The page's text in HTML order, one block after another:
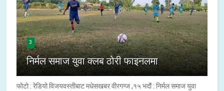
3
निर्मल समाज युवा क्लब ठोरी फाइनलमा
फोटो : रेडियो विजयवस्तीबाट मधेसखबर वीरगन्ज ,१५ भदौं : निर्मल समाज युवा